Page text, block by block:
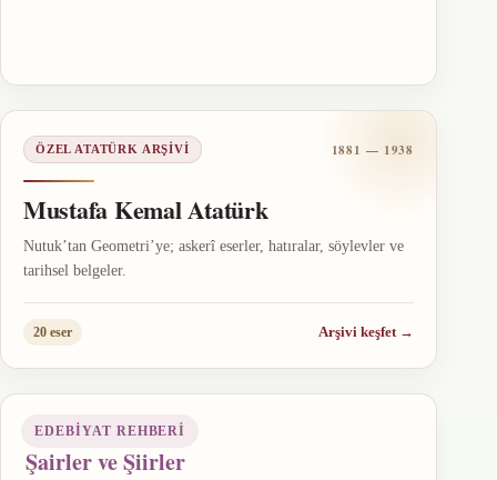
ÖZEL ATATÜRK ARŞIVI 1881 — 1938
Mustafa Kemal Atatürk
Nutuk’tan Geometri’ye; askerî eserler, hatıralar, söylevler ve
tarihsel belgeler.
20 eser Arşivi keşfet →
EDEBIYAT REHBERI
Şairler ve Şiirler